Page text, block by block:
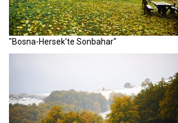
"Bosna-Hersek'te Sonbahar"